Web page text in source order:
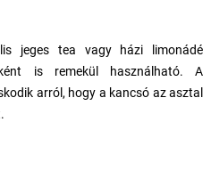
jeges tea vagy házi limonádé
is remekül használható. A
arról, hogy a kancsó az asztal